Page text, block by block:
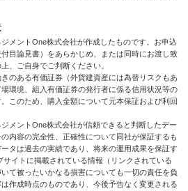
メントOne株式会社が作成したものです。お申込
目論見書）をあらかじめ、または同時にお渡し致
、ご自身でご判断ください。
のある有価証券（外貨建資産には為替リスクもあ
環境、組入有価証券の発行者に係る信用状況等の
このため、購入金額について元本保証および利回
メントOne株式会社が信頼できると判断したデー
内容の完全性、正確性について同社が保証するも
タは過去の実績であり、将来の運用成果を保証す
イトに掲載されている情報（リンクされている
て被ったいかなる損害についても一切の責任を負
作成時点のものであり、今後予告なく変更される